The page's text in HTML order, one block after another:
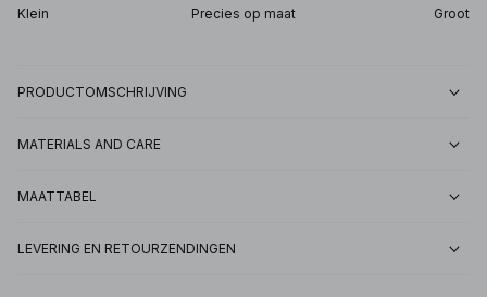
Klein Precies op maat Groot
PRODUCTOMSCHRIJVING
MATERIALS AND CARE
MAATTABEL
LEVERING EN RETOURZENDINGEN